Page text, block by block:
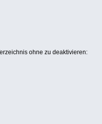
ohne zu deaktivieren: